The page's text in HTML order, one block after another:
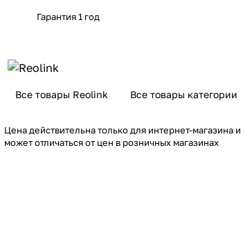
Гарантия 1 год
Все товары Reolink Все товары категории
Цена действительна только для интернет-магазина и
может отличаться от цен в розничных магазинах